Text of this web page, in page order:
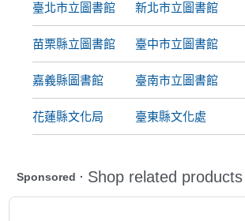
臺北市立圖書館 新北市立圖書館
苗栗縣立圖書館 臺中市立圖書館
嘉義縣圖書館 臺南市立圖書館
花蓮縣文化局 臺東縣文化處